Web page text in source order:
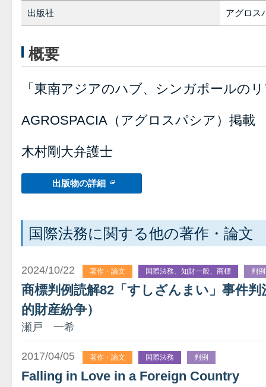
出版社 アグロス
概要
「東南アジアのハブ、シンガポールの
AGROSPACIA（アグロスパシア）掲載
木村剛大弁護士
出版物の詳細
国際法務に関する他の著作・論文
2024/10/22 著作・論文 国際法務、知財一般、商標 判例
商標判例読解82「すしざんまい」事件
的財産紛争）
瀬戸 一希
2017/04/05 著作・論文 国際法務 判例
Falling in Love in a Foreign Country